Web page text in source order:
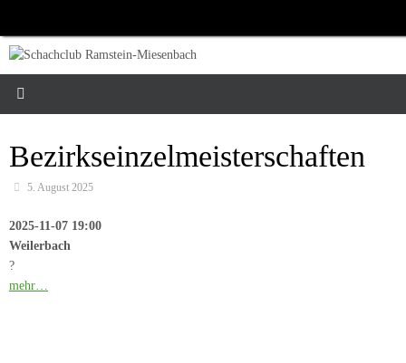
springen
Bezirkseinzelmeisterschaften
5. August 2025
2025-11-07 19:00
Weilerbach
?
mehr…